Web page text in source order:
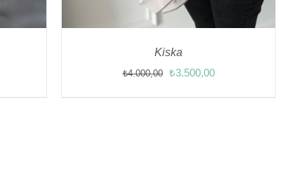
Kiska
₺4.000,00
Orijinal
₺3.500,00Şu